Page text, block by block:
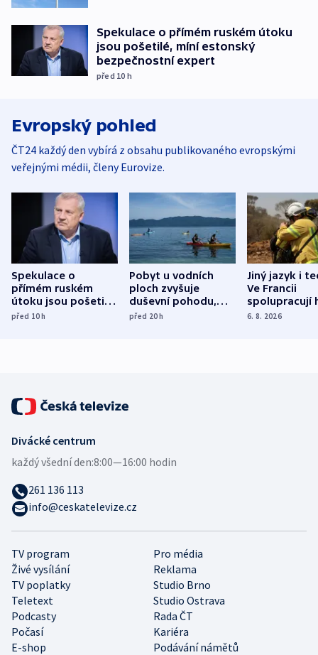
Spekulace o přímém ruském útoku
jsou pošetilé, míní estonský
bezpečnostní expert
před 10 h
Evropský pohled
ČT24 každý den vybírá z obsahu publikovaného evropskými
veřejnými médii, členy Eurovize.
Spekulace o
přímém ruském
útoku jsou pošetilé,
míní estonský
před 10h
Pobyt u vodních
ploch zvyšuje
duševní pohodu,
ukázala
před 20h
Jiný jazyk i
Ve Francii
spolupracují
různých zemí
6. 8. 2026
TV program
Pro média
Živé vysílání
Reklama
TV poplatky
Studio Brno
Teletext
Studio Ostrava
Podcasty
Rada ČT
Počasí
Kariéra
E-shop
Podávání námětů
Divácké centrum
každý všední den:8:00—16:00 hodin
261 136 113
info@ceskatelevize.cz